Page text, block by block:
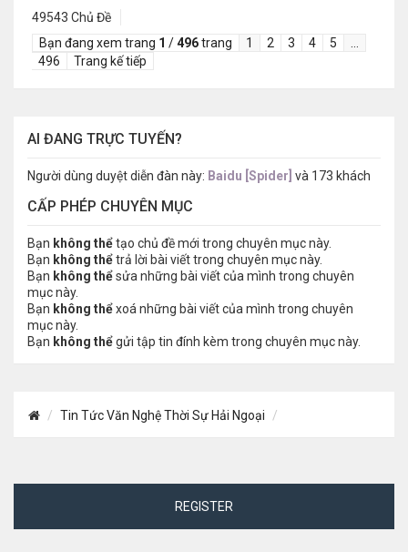
49543 Chủ Đề
Bạn đang xem trang 1 /496trang 1 2 3 4 5
496
Trang kế tiếp
AI ĐANG TRỰC TUYẾN?
Người dùng duyệt diễn đàn này: Baidu [Spider] và 173 khách
CẤP PHÉP CHUYÊN MỤC
Bạn không thểtạo chủ đề mới trong chuyên mục này.
Bạn không thểtrả lời bài viết trong chuyên mục này.
Bạn không thểsửa những bài viết của mình trong chuyên
mục này.
Bạn không thểxoá những bài viết của mình trong chuyên
mục này.
Bạn không thểgửi tập tin đính kèm trong chuyên mục này.
Tin Tức Văn Nghệ Thời Sự Hải Ngoại
REGISTER